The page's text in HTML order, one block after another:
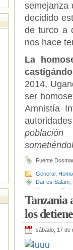
semejanza
decidido
de turco a
nos hace
La
2014,
ser
Amnistía
Fuente
General
Dar es-Salam
Makonda
Tanzania
los
sábado, 17 de